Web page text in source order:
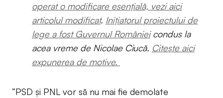
operat o modificare esențială, vezi aici
articolul modificat. Inițiatorul proiectului de
lege a fost Guvernul Românieicondus la
acea vreme de Nicolae Ciucă. Citește aici
expunerea de motive.
”PSD şi PNL vor să nu mai fie demolate